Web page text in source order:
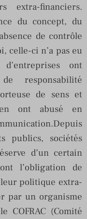
extra-financiers.
du concept, du
de contrôle
celle-ci n’a pas eu
ont
responsabilité
de sens et
ont abusé en
publics, sociétés
d’un certain
l’obligation de
politique extra-
par un organisme
COFRAC (Comité